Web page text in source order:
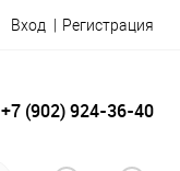
Вход Регистрация
+7 (902) 924-36-40